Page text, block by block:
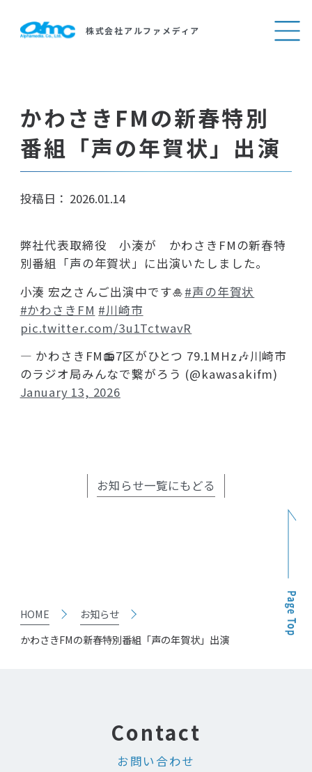
株式会社アルファメディア
ソフトウエア開発
人材派遣・SES
会社案内
事業内容
沿革
サイトマップ
かわさきFMの新春特別
番組「声の年賀状」出演
投稿日： 2026.01.14
弊社代表取締役 小湊が かわさきFMの新春特
別番組「声の年賀状」に出演いたしました。
小湊 宏之さんご出演中です🎍#声の年賀状
#かわさきFM #川崎市
pic.twitter.com/3u1TctwavR
— かわさきFM📻7区がひとつ 79.1MHz🎶川崎市
のラジオ局みんなで繋がろう (@kawasakifm)
January 13, 2026
お知らせ一覧にもどる
HOME
お知らせ
かわさきFMの新春特別番組「声の年賀状」出演
お問い合わせ